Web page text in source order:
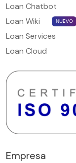
Loan Chatbot
Loan Wiki
NUEVO
Loan Services
Loan Cloud
Empresa